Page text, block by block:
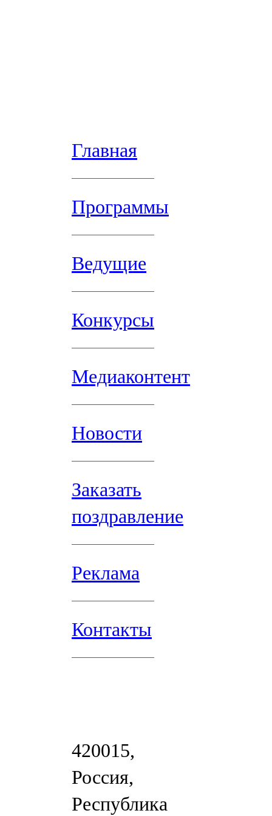
Главная
Программы
Ведущие
Конкурсы
Медиаконтент
Новости
Заказать
поздравление
Реклама
Контакты
420015,
Россия,
Республика